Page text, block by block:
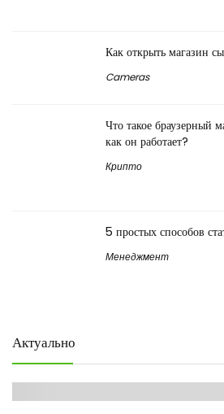
Как открыть магазин
Cameras
Что такое браузерный
как он работает?
Крипто
5 простых способов
Менеджмент
Актуально